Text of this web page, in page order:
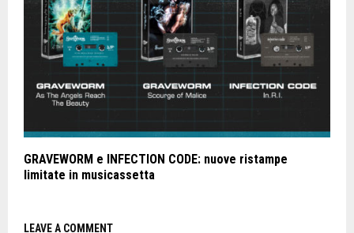
GRAVEWORM e INFECTION CODE: nuove ristampe
limitate in musicassetta
LEAVE A COMMENT